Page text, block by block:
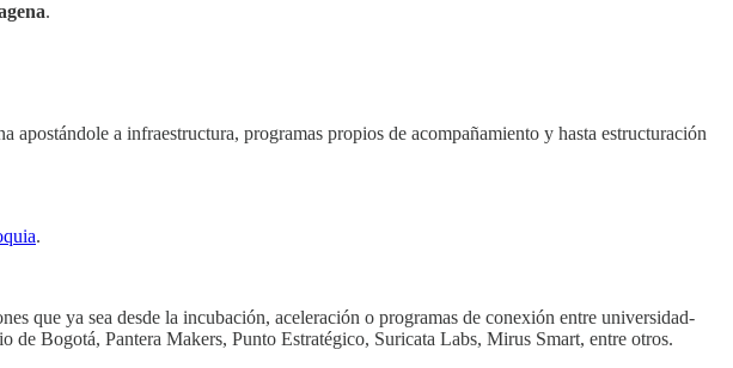
.
a infraestructura, programas propios de acompañamiento y hasta estructuración
.
que ya sea desde la incubación, aceleración o programas de conexión entre universidad-
de Bogotá, Pantera Makers, Punto Estratégico, Suricata Labs, Mirus Smart, entre otros.